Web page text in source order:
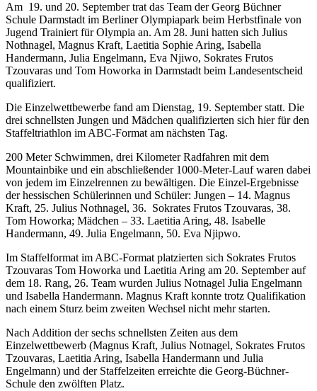
Am 19. und 20. September trat das Team der Georg Büchner
Schule Darmstadt im Berliner Olympiapark beim Herbstfinale von
Jugend Trainiert für Olympia an. Am 28. Juni hatten sich Julius
Nothnagel, Magnus Kraft, Laetitia Sophie Aring, Isabella
Handermann, Julia Engelmann, Eva Njiwo, Sokrates Frutos
Tzouvaras und Tom Howorka in Darmstadt beim Landesentscheid
qualifiziert.
Die Einzelwettbewerbe fand am Dienstag, 19. September statt. Die
drei schnellsten Jungen und Mädchen qualifizierten sich hier für den
Staffeltriathlon im ABC-Format am nächsten Tag.
200 Meter Schwimmen, drei Kilometer Radfahren mit dem
Mountainbike und ein abschließender 1000-Meter-Lauf waren dabei
von jedem im Einzelrennen zu bewältigen. Die Einzel-Ergebnisse
der hessischen Schülerinnen und Schüler: Jungen – 14. Magnus
Kraft, 25. Julius Nothnagel, 36. Sokrates Frutos Tzouvaras, 38.
Tom Howorka; Mädchen – 33. Laetitia Aring, 48. Isabelle
Handermann, 49. Julia Engelmann, 50. Eva Njipwo.
Im Staffelformat im ABC-Format platzierten sich Sokrates Frutos
Tzouvaras Tom Howorka und Laetitia Aring am 20. September auf
dem 18. Rang, 26. Team wurden Julius Notnagel Julia Engelmann
und Isabella Handermann. Magnus Kraft konnte trotz Qualifikation
nach einem Sturz beim zweiten Wechsel nicht mehr starten.
Nach Addition der sechs schnellsten Zeiten aus dem
Einzelwettbewerb (Magnus Kraft, Julius Notnagel, Sokrates Frutos
Tzouvaras, Laetitia Aring, Isabella Handermann und Julia
Engelmann) und der Staffelzeiten erreichte die Georg-Büchner-
Schule den zwölften Platz.